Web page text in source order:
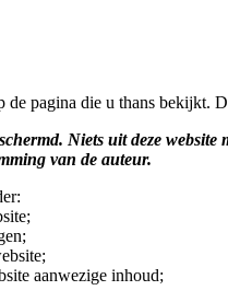
de pagina die u thans bekijkt.
Niets uit deze
van de auteur.
aanwezige inhoud;